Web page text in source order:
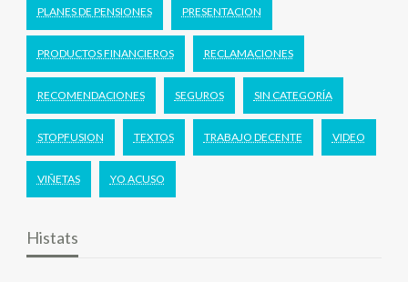
PLANES DE PENSIONES PRESENTACION
PRODUCTOS FINANCIEROS RECLAMACIONES
RECOMENDACIONES SEGUROS SIN CATEGORÍA
STOPFUSION TEXTOS TRABAJO DECENTE VIDEO
VIÑETAS YO ACUSO
Histats